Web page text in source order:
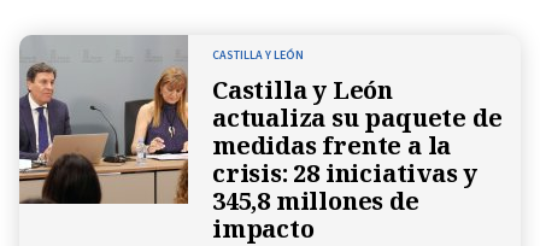
CASTILLA Y LEÓN
Castilla y León
actualiza su paquete de
medidas frente a la
crisis: 28 iniciativas y
345,8 millones de
impacto